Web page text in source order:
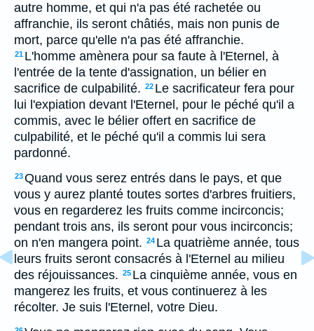
autre homme, et qui n'a pas été rachetée ou
affranchie, ils seront châtiés, mais non punis de
mort, parce qu'elle n'a pas été affranchie.
21 L'homme amènera pour sa faute à l'Eternel, à
l'entrée de la tente d'assignation, un bélier en
sacrifice de culpabilité. 22 Le sacrificateur fera pour
lui l'expiation devant l'Eternel, pour le péché qu'il a
commis, avec le bélier offert en sacrifice de
culpabilité, et le péché qu'il a commis lui sera
pardonné.
23Quand vous serez entrés dans le pays, et que
vous y aurez planté toutes sortes d'arbres fruitiers,
vous en regarderez les fruits comme incirconcis;
pendant trois ans, ils seront pour vous incirconcis;
on n'en mangera point. 24 La quatrième année, tous
leurs fruits seront consacrés à l'Eternel au milieu
des réjouissances. 25 La cinquième année, vous en
mangerez les fruits, et vous continuerez à les
récolter. Je suis l'Eternel, votre Dieu.